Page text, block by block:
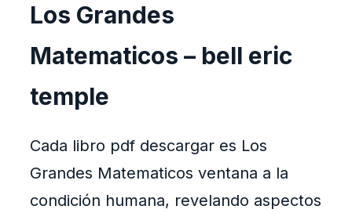
Los Grandes
Matematicos – bell eric
temple
Cada libro pdf descargar es Los
Grandes Matematicos ventana a la
condición humana, revelando aspectos